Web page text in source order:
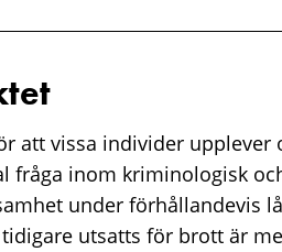
att vissa individer
fråga inom kriminologisk
under förhållandevis
utsatts för brott är